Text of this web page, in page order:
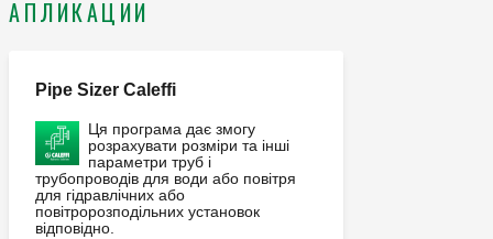
АПЛИКАЦИИ
Pipe Sizer Caleffi
Ця програма дає змогу
розрахувати розміри та інші
параметри труб і
трубопроводів для води або повітря
для гідравлічних або
повітророзподільних установок
відповідно.